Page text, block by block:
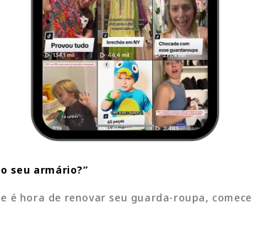
seu armário?”
é hora de renovar seu guarda-roupa,